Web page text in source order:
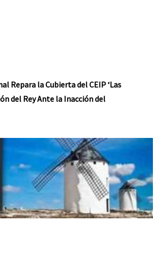
Repara la Cubierta del CEIP ‘Las
del Rey Ante la Inacción del